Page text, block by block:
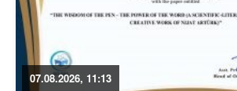
07.08.2026, 11:13